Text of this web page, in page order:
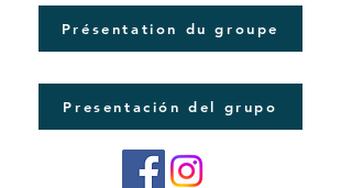
Présentation du groupe
Presentación del grupo